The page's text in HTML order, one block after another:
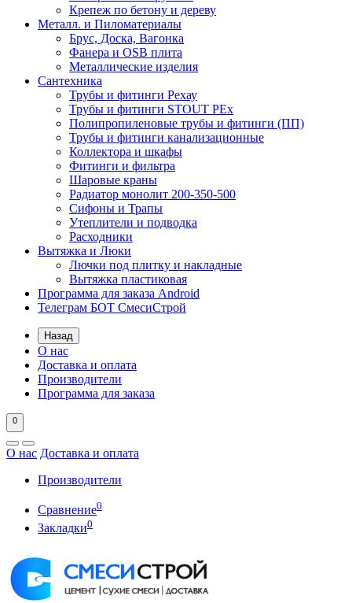
Крепеж по бетону и дереву
Металл. и Пиломатериалы
Брус, Доска, Вагонка
Фанера и OSB плита
Металлические изделия
Сантехника
Трубы и фитинги Рехау
Трубы и фитинги STOUT PEx
Полипропиленовые трубы и фитинги (ПП)
Трубы и фитинги канализационные
Коллектора и шкафы
Фитинги и фильтра
Шаровые краны
Радиатор монолит 200-350-500
Сифоны и Трапы
Утеплители и подводка
Расходники
Вытяжка и Люки
Лючки под плитку и накладные
Вытяжка пластиковая
Программа для заказа Android
Телеграм БОТ СмесиСтрой
Назад
О нас
Доставка и оплата
Производители
Программа для заказа
0
О нас Доставка и оплата
Производители
Сравнение0
Закладки0